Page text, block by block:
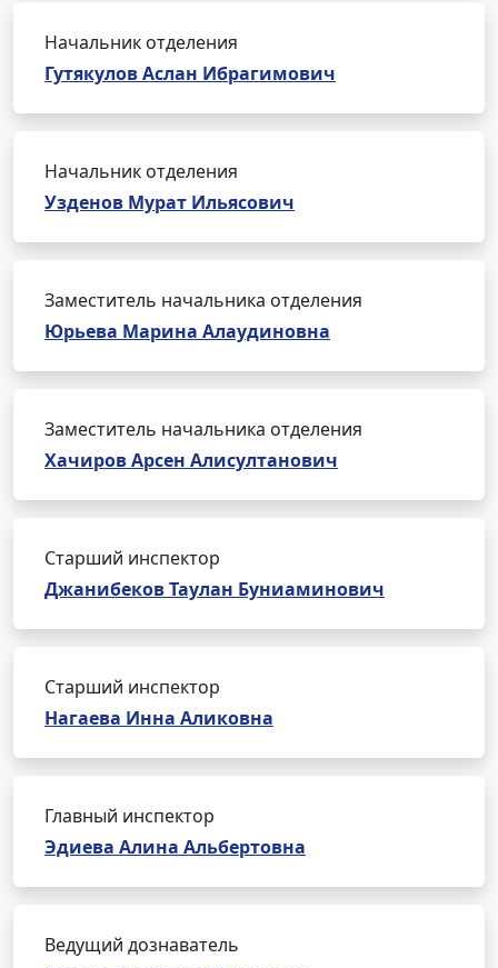
Начальник отделения
Гутякулов Аслан Ибрагимович
Начальник отделения
Узденов Мурат Ильясович
Заместитель начальника отделения
Юрьева Марина Алаудиновна
Заместитель начальника отделения
Хачиров Арсен Алисултанович
Старший инспектор
Джанибеков Таулан Буниаминович
Старший инспектор
Нагаева Инна Аликовна
Главный инспектор
Эдиева Алина Альбертовна
Ведущий дознаватель